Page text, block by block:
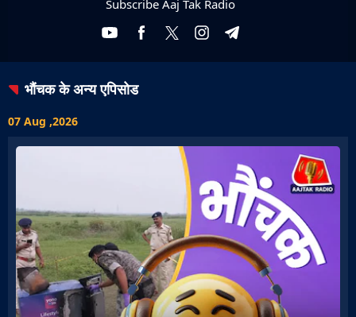
Subscribe Aaj Tak Radio
भौंचकके अन्य एपिसोड
07 Aug ,2026